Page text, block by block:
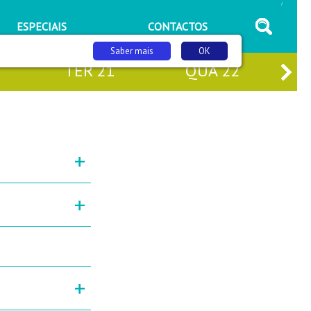
ESPECIAIS CONTACTOS
/
TER21 QUA22
+
+
+
OK
Saber mais